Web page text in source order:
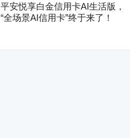
平安悦享白金信用卡AI生活版，
“全场景AI信用卡”终于来了！